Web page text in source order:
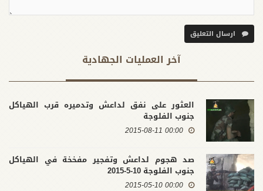
ارسال التعليق
آخر العملیات الجهادية
العثور على نفق لداعش وتدميره قرب الهياكل
جنوب الفلوجة
00:00 2015-08-11
صد هجوم لداعش وتفجير مفخخة في الهياكل
جنوب الفلوجة 10-5-2015
00:00 2015-05-10